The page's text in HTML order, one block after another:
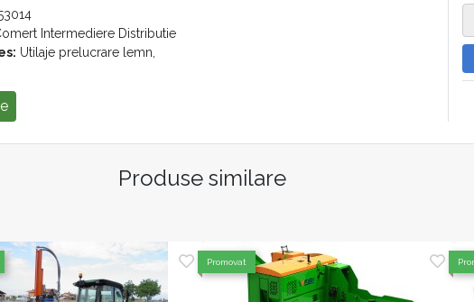
12 luni de la instalare (PIF).
Intermediere Distributie
Utilaje prelucrare lemn,
Produse similare
Promovat